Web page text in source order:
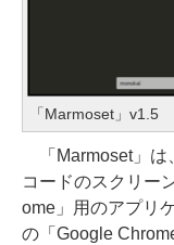
「Marmoset」v1.5
「Marmoset」は
コードのスクリー
ome」用のアプリ
の「Google